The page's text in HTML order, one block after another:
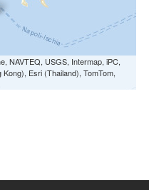
NAVTEQ, USGS, Intermap, iPC,
Esri (Thailand), TomTom,